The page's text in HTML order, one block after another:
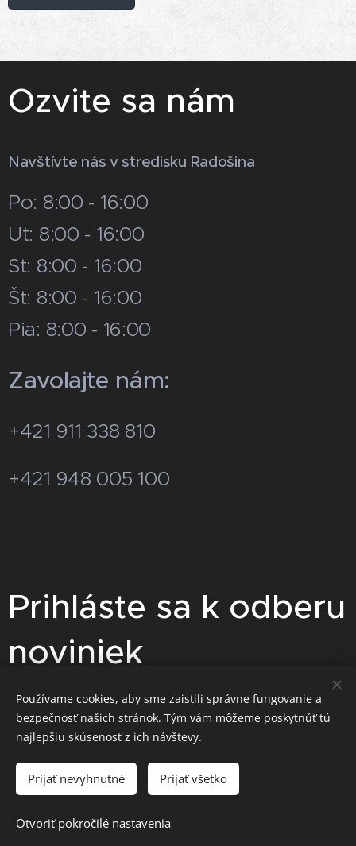
Ozvite sa nám
Navštívte nás v stredisku Radošina
Po: 8:00 - 16:00
Ut: 8:00 - 16:00
St: 8:00 - 16:00
Št: 8:00 - 16:00
Pia: 8:00 - 16:00
Zavolajte nám:
+421 911 338 810
+421 948 005 100
Prihláste sa k odberu
noviniek
Pre zasielanie akciových cenových
ponúk sa prihláste na odber
noviniek.
Právna politika
Používame cookies, aby sme zaistili správne fungovanie a
bezpečnosť našich stránok. Tým vám môžeme poskytnúť tú
najlepšiu skúsenosť z ich návštevy.
Prijať nevyhnutné Prijať všetko
Otvoriť pokročilé nastavenia